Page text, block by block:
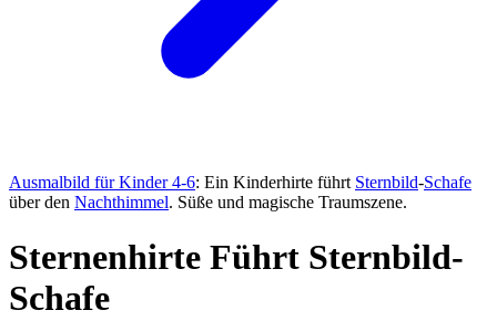
Ausmalbild für Kinder 4-6: Ein Kinderhirte führt Sternbild-Schafe
über den Nachthimmel. Süße und magische Traumszene.
Sternenhirte Führt Sternbild-
Schafe